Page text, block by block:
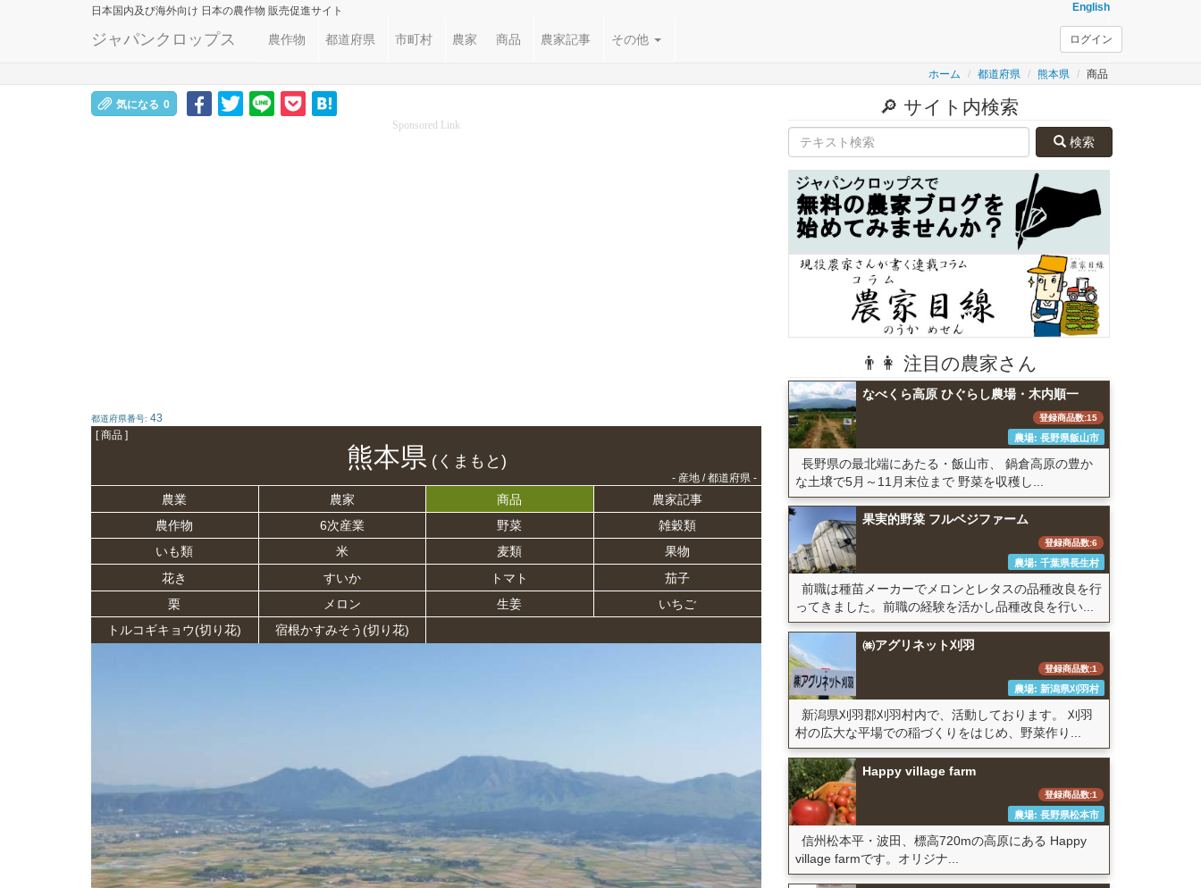
日本国内及び海外向け 日本の農作物 販売促進サイト English
ジャパンクロップス 農作物 都道府県 市町村 農家 商品 農家記事 その他 ログイン
ホーム 都道府県 熊本県 商品
気になる 0
Sponsored Link
都道府県番号: 43
[ 商品 ]
熊本県(くまもと)
- 産地 / 都道府県 -
農業 農家 商品
農家記事
農作物
6次産業 野菜
雑穀類
いも類
米 麦類
果物
花き
すいか トマト
茄子
栗
メロン 生姜
いちご
トルコギキョウ(切り花)
宿根かすみそう(切り花)
🔎 サイト内検索
検索
👨👩 注目の農家さん
なべくら高原 ひぐらし農場・木内順一
登録商品数:15
農場: 長野県飯山市
長野県の最北端にあたる・飯山市、 鍋倉高原の豊か
な土壌で5月～11月末位まで 野菜を収穫し...
果実的野菜 フルベジファーム
登録商品数:6
農場: 千葉県長生村
前職は種苗メーカーでメロンとレタスの品種改良を行
ってきました。前職の経験を活かし品種改良を行い...
㈱アグリネット刈羽
登録商品数:1
農場: 新潟県刈羽村
新潟県刈羽郡刈羽村内で、活動しております。 刈羽
村の広大な平場での稲づくりをはじめ、野菜作り...
Happy village farm
登録商品数:1
農場: 長野県松本市
信州松本平・波田、標高720mの高原にある Happy
village farmです。オリジナ...